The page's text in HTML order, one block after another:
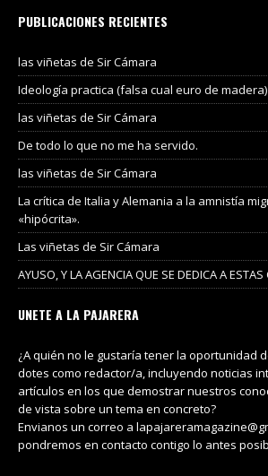
PUBLICACIONES RECIENTES
las viñetas de Sir Cámara
Ideología practica (falsa cual euro de madera)
las viñetas de Sir Cámara
De todo lo que no me ha servido.
las viñetas de Sir Cámara
La crítica de Italia y Alemania a la amnistía
«hipócrita».
Las viñetas de Sir Cámara
AYUSO, Y LA AGENCIA QUE SE DEDICA A ESTAS
UNETE A LA PAJARERA
¿A quién no le gustaría tener la oportunidad
dotes como redactor/a, incluyendo noticias
artículos en los que demostrar nuestros
de vista sobre un tema en concreto?
Envianos un correo a
pondremos en contacto contigo lo antes